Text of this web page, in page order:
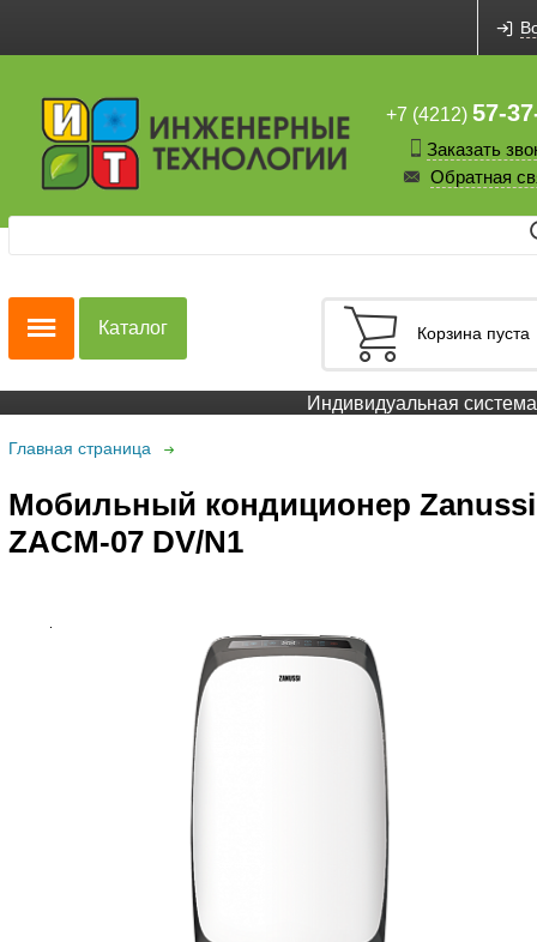
+7 (4212) 57-
Заказать
Обратная
Корзина пуста
Каталог
Индивидуальная система
Главная страница
Мобильный кондиционер Zanussi
ZACM-07 DV/N1